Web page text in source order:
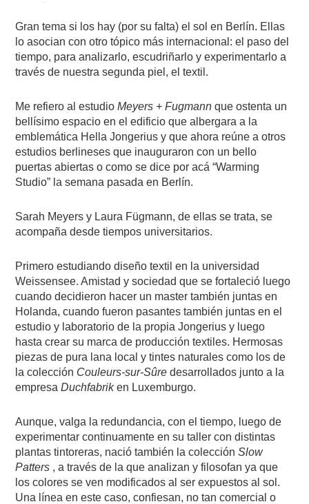
Gran tema si los hay (por su falta) el sol en Berlín. Ellas
lo asocian con otro tópico más internacional: el paso del
tiempo, para analizarlo, escudriñarlo y experimentarlo a
través de nuestra segunda piel, el textil.
Me refiero al estudioMeyers + Fugmann que ostenta un
bellísimo espacio en el edificio que albergara a la
emblemática Hella Jongerius y que ahora reúne a otros
estudios berlineses que inauguraron con un bello
puertas abiertas o como se dice por acá “Warming
Studio” la semana pasada en Berlín.
Sarah Meyers y Laura Fügmann, de ellas se trata, se
acompaña desde tiempos universitarios.
Primero estudiando diseño textil en la universidad
Weissensee. Amistad y sociedad que se fortaleció luego
cuando decidieron hacer un master también juntas en
Holanda, cuando fueron pasantes también juntas en el
estudio y laboratorio de la propia Jongerius y luego
hasta crear su marca de producción textiles. Hermosas
piezas de pura lana local y tintes naturales como los de
la colección Couleurs-sur-Sûre desarrollados junto a la
empresaDuchfabriken Luxemburgo.
Aunque, valga la redundancia, con el tiempo, luego de
experimentar continuamente en su taller con distintas
plantas tintoreras, nació también la colección Slow
Patters , a través de la que analizan y filosofan ya que
los colores se ven modificados al ser expuestos al sol.
Una línea en este caso, confiesan, no tan comercial o